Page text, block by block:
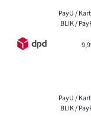
PayU /
BLIK /
PayU /
BLIK /